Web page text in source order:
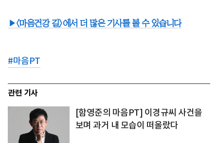
▶<마음건강 길>에서 더 많은 기사를 볼 수 있습니다
#마음PT
관련 기사
[함영준의 마음PT] 이경규씨 사건을
보며 과거 내 모습이 떠올랐다